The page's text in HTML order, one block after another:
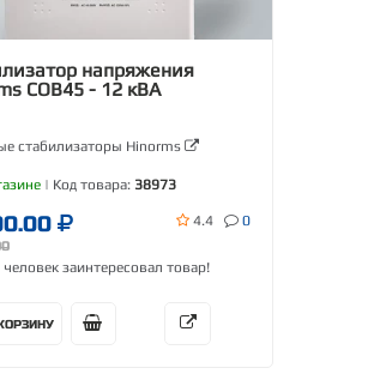
напряжения
COB45 - 12 кВА
стабилизаторы Hinorms
| Код товара: 38973
4.4 0
заинтересовал товар!